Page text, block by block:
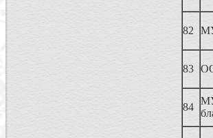
82
83
84